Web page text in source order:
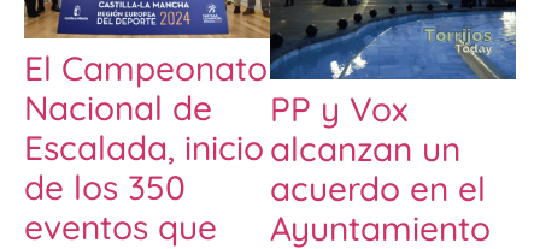
El Campeonato
Nacional de
Escalada, inicio
de los 350
eventos que
PP y Vox
alcanzan un
acuerdo en el
Ayuntamiento